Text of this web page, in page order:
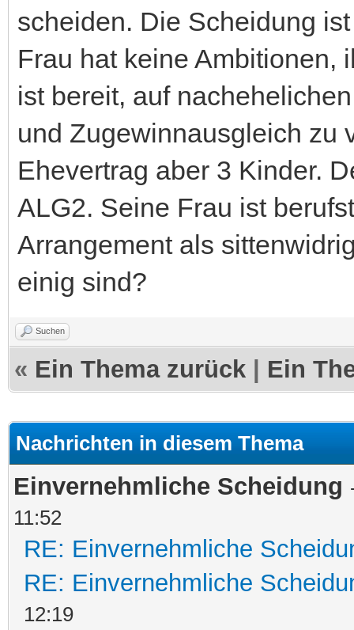
scheiden. Die Scheidung
Frau hat keine Ambitionen,
ist bereit, auf
und Zugewinnausgleich zu
Ehevertrag aber 3 Kinder.
ALG2. Seine Frau ist
Arrangement als
einig sind?
Suchen
« Ein Thema zurück Ein
Nachrichten in diesem Thema
Einvernehmliche Scheidung
11:52
RE: Einvernehmliche
RE: Einvernehmliche
12:19